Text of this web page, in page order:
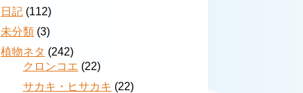
日記 (112)
未分類 (3)
植物ネタ (242)
クロンコエ (22)
サカキ・ヒサカキ (22)